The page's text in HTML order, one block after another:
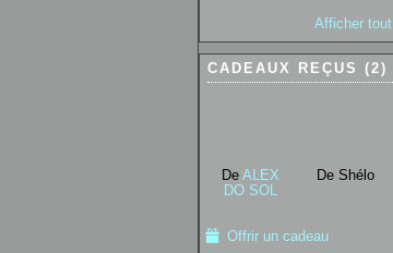
Afficher tout
CADEAUX REÇUS (2)
De ALEX
DO SOL
De Shélo
Offrir un cadeau